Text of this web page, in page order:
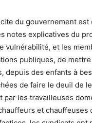
du gouvernement
notes explicatives du
vulnérabilité, et les
publiques, de mettre
depuis des enfants à
de faire le deuil de
par les travailleuses
et chauffeuses